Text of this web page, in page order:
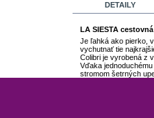
DETAILY
LA SIESTA
Je ľahká ako pierko,
vychutnať tie
Colibri je vyrobená z
Vďaka
stromom šetrných